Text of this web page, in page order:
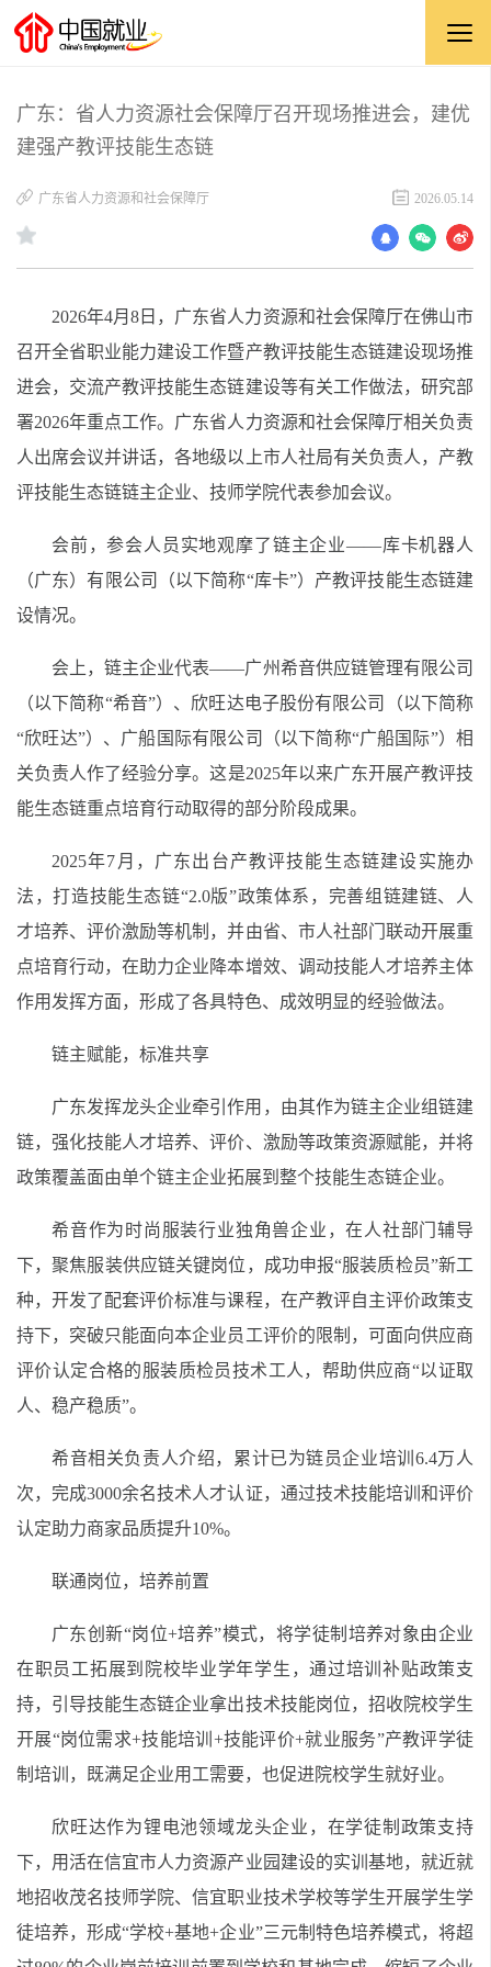
广东：省人力资源社会保障厅召开现场推进会，建优
建强产教评技能生态链
广东省人力资源和社会保障厅 2026.05.14
2026年4月8日，广东省人力资源和社会保障厅在佛山市
召开全省职业能力建设工作暨产教评技能生态链建设现场推
进会，交流产教评技能生态链建设等有关工作做法，研究部
署2026年重点工作。广东省人力资源和社会保障厅相关负责
人出席会议并讲话，各地级以上市人社局有关负责人，产教
评技能生态链链主企业、技师学院代表参加会议。
会前，参会人员实地观摩了链主企业——库卡机器人
（广东）有限公司（以下简称“库卡”）产教评技能生态链建
设情况。
会上，链主企业代表——广州希音供应链管理有限公司
（以下简称“希音”）、欣旺达电子股份有限公司（以下简称
“欣旺达”）、广船国际有限公司（以下简称“广船国际”）相
关负责人作了经验分享。这是2025年以来广东开展产教评技
能生态链重点培育行动取得的部分阶段成果。
2025年7月，广东出台产教评技能生态链建设实施办
法，打造技能生态链“2.0版”政策体系，完善组链建链、人
才培养、评价激励等机制，并由省、市人社部门联动开展重
点培育行动，在助力企业降本增效、调动技能人才培养主体
作用发挥方面，形成了各具特色、成效明显的经验做法。
链主赋能，标准共享
广东发挥龙头企业牵引作用，由其作为链主企业组链建
链，强化技能人才培养、评价、激励等政策资源赋能，并将
政策覆盖面由单个链主企业拓展到整个技能生态链企业。
希音作为时尚服装行业独角兽企业，在人社部门辅导
下，聚焦服装供应链关键岗位，成功申报“服装质检员”新工
种，开发了配套评价标准与课程，在产教评自主评价政策支
持下，突破只能面向本企业员工评价的限制，可面向供应商
评价认定合格的服装质检员技术工人，帮助供应商“以证取
人、稳产稳质”。
希音相关负责人介绍，累计已为链员企业培训6.4万人
次，完成3000余名技术人才认证，通过技术技能培训和评价
认定助力商家品质提升10%。
联通岗位，培养前置
广东创新“岗位+培养”模式，将学徒制培养对象由企业
在职员工拓展到院校毕业学年学生，通过培训补贴政策支
持，引导技能生态链企业拿出技术技能岗位，招收院校学生
开展“岗位需求+技能培训+技能评价+就业服务”产教评学徒
制培训，既满足企业用工需要，也促进院校学生就好业。
欣旺达作为锂电池领域龙头企业，在学徒制政策支持
下，用活在信宜市人力资源产业园建设的实训基地，就近就
地招收茂名技师学院、信宜职业技术学校等学生开展学生学
徒培养，形成“学校+基地+企业”三元制特色培养模式，将超